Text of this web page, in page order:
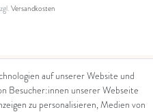
Versandkosten
Rechtliches
auf unserer Website und
Besucher:innen unserer Webseite
zu personalisieren, Medien von